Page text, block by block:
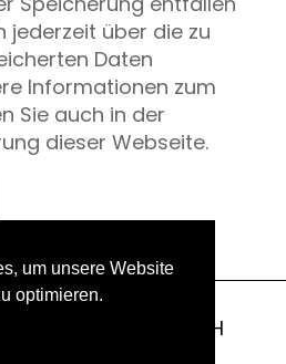
um unsere Website
optimieren.
jederzeit über die zu
Daten
Informationen zum
Sie auch in der
dieser Webseite.
© GEOLOCK GmbH